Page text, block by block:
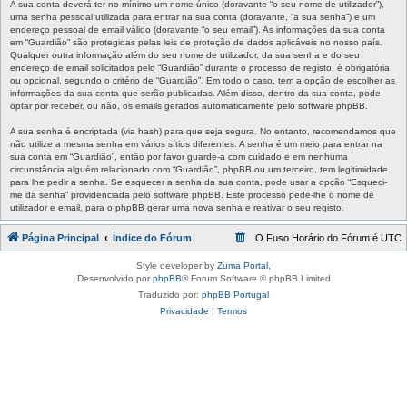
A sua conta deverá ter no mínimo um nome único (doravante “o seu nome de utilizador”),
uma senha pessoal utilizada para entrar na sua conta (doravante, “a sua senha”) e um
endereço pessoal de email válido (doravante “o seu email”). As informações da sua conta
em “Guardião” são protegidas pelas leis de proteção de dados aplicáveis no nosso país.
Qualquer outra informação além do seu nome de utilizador, da sua senha e do seu
endereço de email solicitados pelo “Guardião” durante o processo de registo, é obrigatória
ou opcional, segundo o critério de “Guardião”. Em todo o caso, tem a opção de escolher as
informações da sua conta que serão publicadas. Além disso, dentro da sua conta, pode
optar por receber, ou não, os emails gerados automaticamente pelo software phpBB.
A sua senha é encriptada (via hash) para que seja segura. No entanto, recomendamos que
não utilize a mesma senha em vários sítios diferentes. A senha é um meio para entrar na
sua conta em “Guardião”, então por favor guarde-a com cuidado e em nenhuma
circunstância alguém relacionado com “Guardião”, phpBB ou um terceiro, tem legitimidade
para lhe pedir a senha. Se esquecer a senha da sua conta, pode usar a opção “Esqueci-
me da senha” providenciada pelo software phpBB. Este processo pede-lhe o nome de
utilizador e email, para o phpBB gerar uma nova senha e reativar o seu registo.
Página Principal Índice do Fórum O Fuso Horário do Fórum é UTC
Style developer by Zuma Portal
Desenvolvido porphpBB® Forum Software © phpBB Limited
Traduzido por: phpBB Portugal
Privacidade | Termos